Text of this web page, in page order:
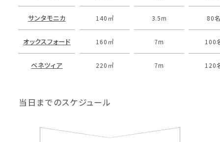
サンタモニカ 140㎡ 3.5m 80
オックスフォード 160㎡ 7m 100
ベネツィア 220㎡ 7m 120
当日までのスケジュール